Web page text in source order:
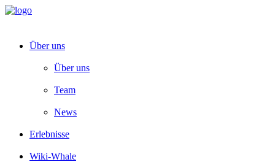
Über uns
Über uns
Team
News
Erlebnisse
Wiki-Whale